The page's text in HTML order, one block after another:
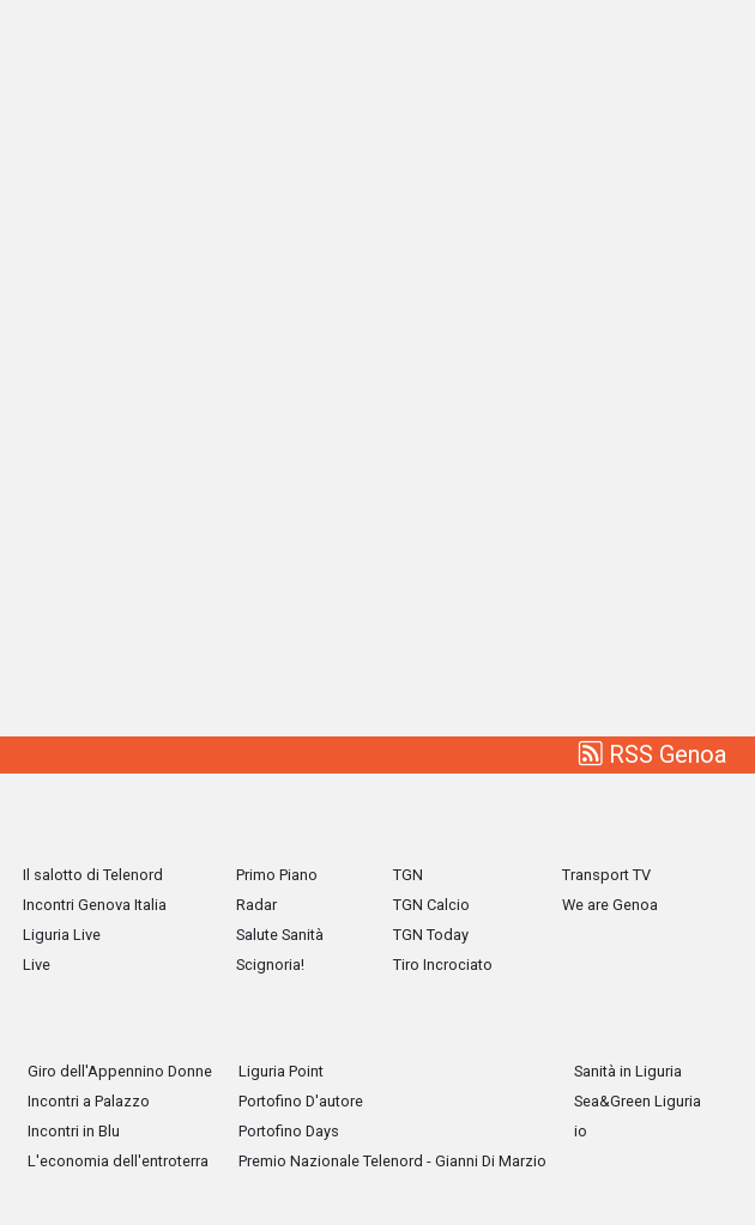
RSS Genoa
Il salotto di Telenord
Incontri Genova Italia
Liguria Live
Live
Primo Piano
Radar
Salute Sanità
Scignoria!
TGN
TGN Calcio
TGN Today
Tiro Incrociato
Transport TV
We are Genoa
Giro dell'Appennino Donne
Incontri a Palazzo
Incontri in Blu
L'economia dell'entroterra
Liguria Point
Portofino D'autore
Portofino Days
Premio Nazionale Telenord - Gianni Di Marzio
Sanità in Liguria
Sea&Green Liguria
io